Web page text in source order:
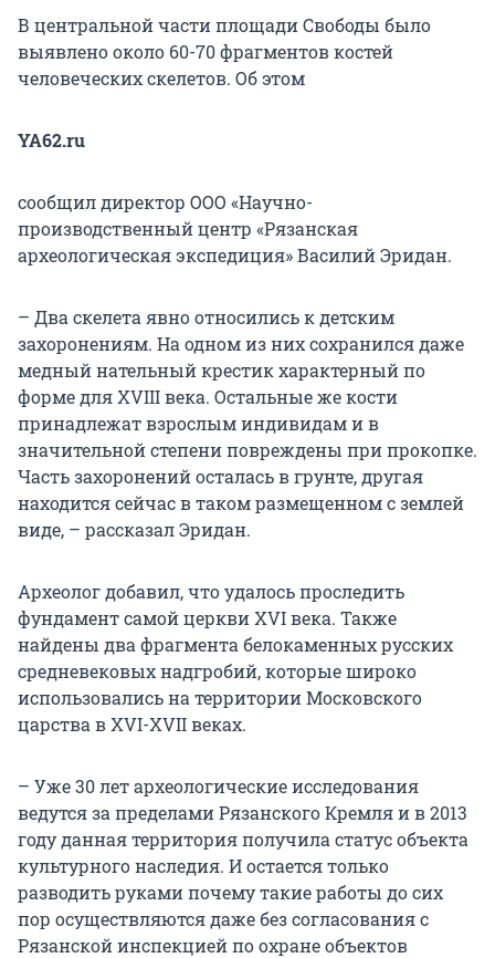
В центральной части площади Свободы было
выявлено около 60-70 фрагментов костей
человеческих скелетов. Об этом
YA62.ru
сообщил директор ООО «Научно-
производственный центр «Рязанская
археологическая экспедиция» Василий Эридан.
– Два скелета явно относились к детским
захоронениям. На одном из них сохранился даже
медный нательный крестик характерный по
форме для XVIII века. Остальные же кости
принадлежат взрослым индивидам и в
значительной степени повреждены при прокопке.
Часть захоронений осталась в грунте, другая
находится сейчас в таком размещенном с землей
виде, – рассказал Эридан.
Археолог добавил, что удалось проследить
фундамент самой церкви XVI века. Также
найдены два фрагмента белокаменных русских
средневековых надгробий, которые широко
использовались на территории Московского
царства в XVI-XVII веках.
– Уже 30 лет археологические исследования
ведутся за пределами Рязанского Кремля и в 2013
году данная территория получила статус объекта
культурного наследия. И остается только
разводить руками почему такие работы до сих
пор осуществляются даже без согласования с
Рязанской инспекцией по охране объектов